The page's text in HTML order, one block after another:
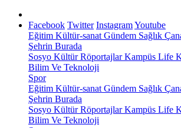
Facebook Twitter InstagramYoutube
Eğitim Kültür-sanat Gündem Sağlık
Şehrin Burada
Sosyo KültürRöportajlarKampüs Life
Bilim Ve Teknoloji
Spor
Eğitim Kültür-sanat Gündem Sağlık
Şehrin Burada
Sosyo KültürRöportajlarKampüs Life
Bilim Ve Teknoloji